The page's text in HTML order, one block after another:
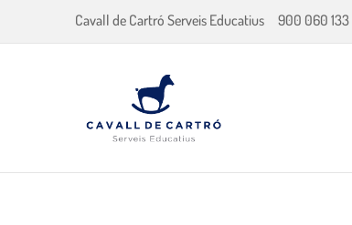
Cavall de Cartró Serveis Educatius 900 060 133